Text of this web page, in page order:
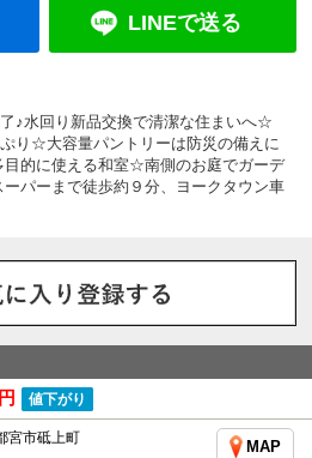
LINEで送る
♪水回り新品交換で清潔な住まいへ☆
り☆大容量パントリーは防災の備えに
的に使える和室☆南側のお庭でガーデ
パーまで徒歩約９分、ヨークタウン車
値下がり
宮市砥上町
MAP